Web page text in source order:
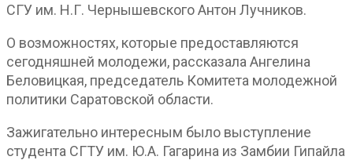
СГУ им. Н.Г. Чернышевского Антон Лучников.
О возможностях, которые предоставляются
сегодняшней молодежи, рассказала Ангелина
Беловицкая, председатель Комитета молодежной
политики Саратовской области.
Зажигательно интересным было выступление
студента СГТУ им. Ю.А. Гагарина из Замбии Гипайла